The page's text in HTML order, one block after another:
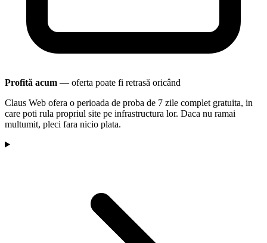
Profită acum — oferta poate fi retrasă oricând
Claus Web ofera o perioada de proba de 7 zile complet gratuita, in
care poti rula propriul site pe infrastructura lor. Daca nu ramai
multumit, pleci fara nicio plata.